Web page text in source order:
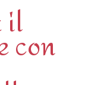
il
con